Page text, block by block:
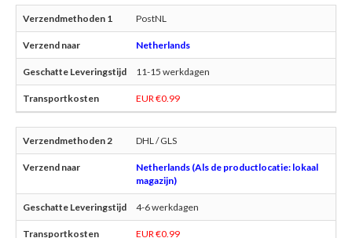
PostNL
Netherlands
11-15 werkdagen
EUR €0.99
DHL / GLS
Netherlands (Als de productlocatie: lokaal
magazijn)
4-6 werkdagen
EUR €0.99